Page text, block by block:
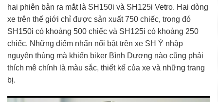
hai phiên bản ra mắt là SH150i và SH125i Vetro. Hai dòng
xe trên thế giới chỉ được sản xuất 750 chiếc, trong đó
SH150i có khoảng 500 chiếc và SH125i có khoảng 250
chiếc. Những điểm nhấn nổi bật trên xe SH Ý nhập
nguyên thùng mà khiến biker Bình Dương nào cũng phải
thích mê chính là màu sắc, thiết kế của xe và những trang
bị.